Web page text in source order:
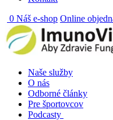
0 Náš e-shop Online
Naše služby
O nás
Odborné články
Pre športovcov
Podcasty